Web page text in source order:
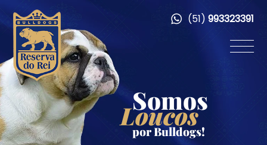
Somos
Loucos
por Bulldogs!
(51) 993323391